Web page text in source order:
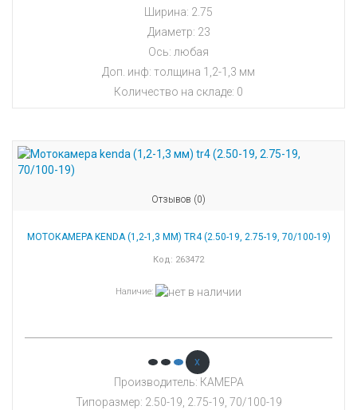
Ширина: 2.75
Диаметр: 23
Ось: любая
Доп. инф: толщина 1,2-1,3 мм
Количество на складе: 0
Отзывов (0)
МОТОКАМЕРА KENDA (1,2-1,3 ММ) TR4 (2.50-19, 2.75-19, 70/100-19)
Код: 263472
Наличие:
x
Производитель: КАМЕРА
Типоразмер: 2.50-19, 2.75-19, 70/100-19